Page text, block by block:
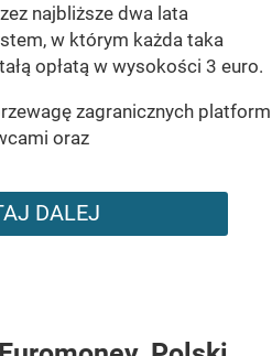
najbliższe dwa lata
w którym każda taka
opłatą w wysokości 3 euro.
zagranicznych platform
oraz
DALEJ